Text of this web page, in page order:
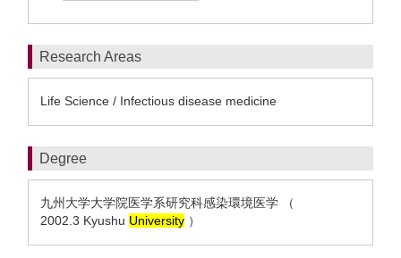
Research Areas
Life Science / Infectious disease medicine
Degree
九州大学大学院医学系研究科感染環境医学 （
2002.3 Kyushu University ）